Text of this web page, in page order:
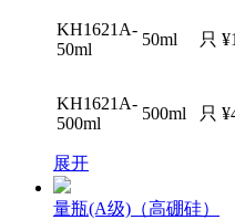
KH1621A-
50ml
50ml 只
KH1621A-
500ml
500ml 只
展开
量瓶(A级)（高硼硅）